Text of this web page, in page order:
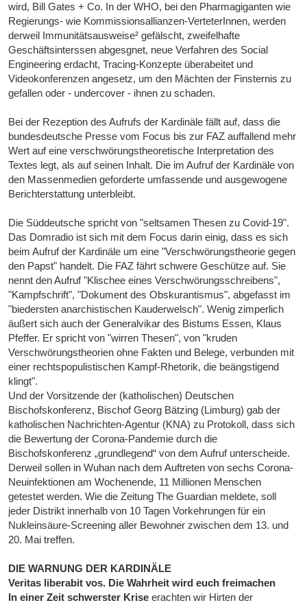
wird, Bill Gates + Co. In der WHO, bei den Pharmagiganten wie
Regierungs- wie Kommissionsallianzen-VerteterInnen, werden
derweil Immunitätsausweise² gefälscht, zweifelhafte
Geschäftsinterssen abgesgnet, neue Verfahren des Social
Engineering erdacht, Tracing-Konzepte überabeitet und
Videokonferenzen angesetz, um den Mächten der Finsternis zu
gefallen oder - undercover - ihnen zu schaden.
Bei der Rezeption des Aufrufs der Kardinäle fällt auf, dass die
bundesdeutsche Presse vom Focus bis zur FAZ auffallend mehr
Wert auf eine verschwörungstheoretische Interpretation des
Textes legt, als auf seinen Inhalt. Die im Aufruf der Kardinäle von
den Massenmedien geforderte umfassende und ausgewogene
Berichterstattung unterbleibt.
Die Süddeutsche spricht von "seltsamen Thesen zu Covid-19".
Das Domradio ist sich mit dem Focus darin einig, dass es sich
beim Aufruf der Kardinäle um eine "Verschwörungstheorie gegen
den Papst" handelt. Die FAZ fährt schwere Geschütze auf. Sie
nennt den Aufruf "Klischee eines Verschwörungsschreibens",
"Kampfschrift", "Dokument des Obskurantismus", abgefasst im
"biedersten anarchistischen Kauderwelsch". Wenig zimperlich
äußert sich auch der Generalvikar des Bistums Essen, Klaus
Pfeffer. Er spricht von "wirren Thesen", von "kruden
Verschwörungstheorien ohne Fakten und Belege, verbunden mit
einer rechtspopulistischen Kampf-Rhetorik, die beängstigend
klingt".
Und der Vorsitzende der (katholischen) Deutschen
Bischofskonferenz, Bischof Georg Bätzing (Limburg) gab der
katholischen Nachrichten-Agentur (KNA) zu Protokoll, dass sich
die Bewertung der Corona-Pandemie durch die
Bischofskonferenz „grundlegend“ von dem Aufruf unterscheide.
Derweil sollen in Wuhan nach dem Auftreten von sechs Corona-
Neuinfektionen am Wochenende, 11 Millionen Menschen
getestet werden. Wie die Zeitung The Guardian meldete, soll
jeder Distrikt innerhalb von 10 Tagen Vorkehrungen für ein
Nukleinsäure-Screening aller Bewohner zwischen dem 13. und
20. Mai treffen.
DIE WARNUNG DER KARDINÄLE
Veritas liberabit vos. Die Wahrheit wird euch freimachen
In einer Zeit schwerster Krise erachten wir Hirten der